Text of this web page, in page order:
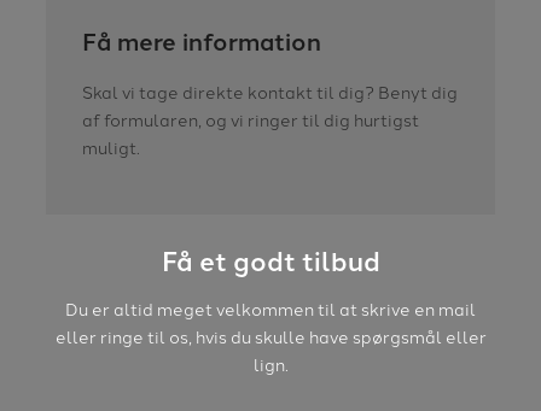
Få mere information
Skal vi tage direkte kontakt til dig? Benyt dig
af formularen, og vi ringer til dig hurtigst
muligt.
Få et godt tilbud
​Du er altid meget velkommen til at skrive en mail
eller ringe til os, hvis du skulle have spørgsmål eller
lign.